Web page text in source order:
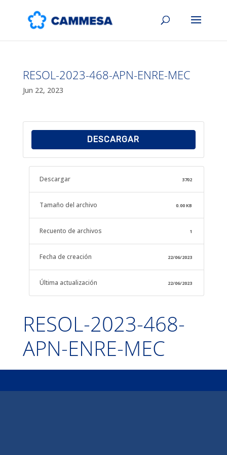
RESOL-2023-468-APN-ENRE-MEC
Jun 22, 2023
DESCARGAR
Descargar 3702
Tamaño del archivo 0.00 KB
Recuento de archivos 1
Fecha de creación 22/06/2023
Última actualización 22/06/2023
RESOL-2023-468-
APN-ENRE-MEC